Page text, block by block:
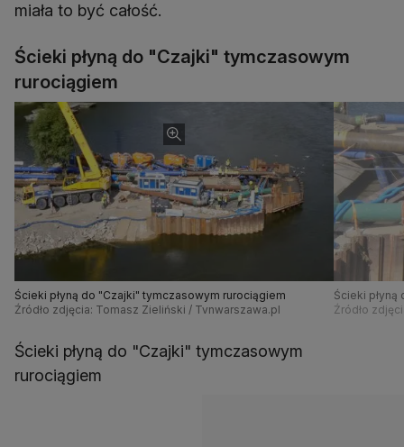
miała to być całość.
Ścieki płyną do "Czajki" tymczasowym
rurociągiem
Ścieki płyną do "Czajki" tymczasowym rurociągiem
Źródło zdjęcia: Tomasz Zieliński / Tvnwarszawa.pl
Ścieki
Źródło
Ścieki płyną do "Czajki" tymczasowym
rurociągiem